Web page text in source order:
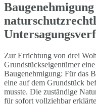
Zur Errichtung von drei
Grundstückseigentümer
Baugenehmigung: Für das
eine auf dem Grundstück
musste. Die zuständige
für sofort vollziehbar